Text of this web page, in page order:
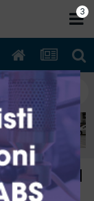
Diesel]
2